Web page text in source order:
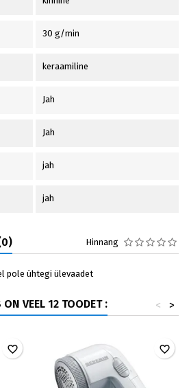
30 g/min
keraamiline
Jah
Jah
jah
jah
Hinnang
pole ühtegi ülevaadet
VEEL 12 TOODET : >
<
favorite_border favorite_border